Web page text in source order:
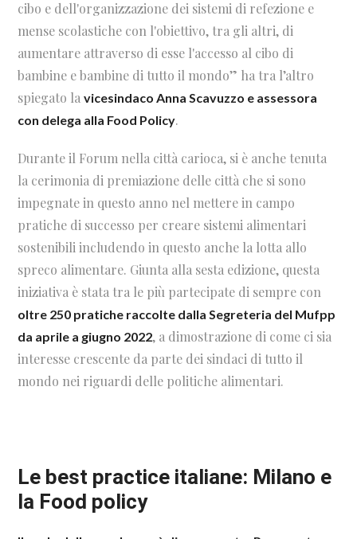
cibo e dell'organizzazione dei sistemi di refezione e
mense scolastiche con l'obiettivo, tra gli altri, di
aumentare attraverso di esse l'accesso al cibo di
bambine e bambine di tutto il mondo” ha tra l’altro
spiegato lavicesindaco Anna Scavuzzo e assessora
con delega alla Food Policy.
Durante il Forum nella città carioca, si è anche tenuta
la cerimonia di premiazione delle città che si sono
impegnate in questo anno nel mettere in campo
pratiche di successo per creare sistemi alimentari
sostenibili includendo in questo anche la lotta allo
spreco alimentare. Giunta alla sesta edizione, questa
iniziativa è stata tra le più partecipate di sempre con
oltre 250 pratiche raccolte dalla Segreteria del Mufpp
da aprile a giugno 2022, a dimostrazione di come ci sia
interesse crescente da parte dei sindaci di tutto il
mondo nei riguardi delle politiche alimentari.
Le best practice italiane: Milano e
la Food policy